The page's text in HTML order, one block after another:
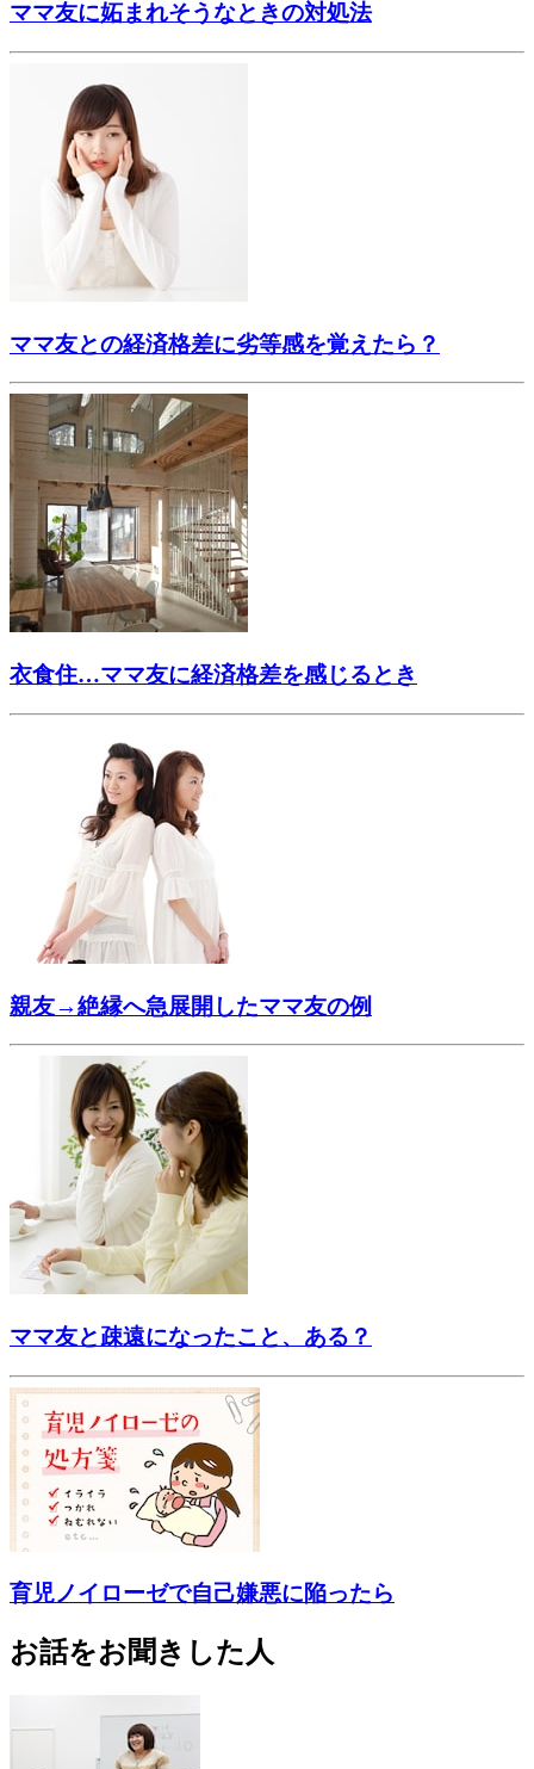
ママ友に妬まれそうなときの対処法
ママ友との経済格差に劣等感を覚えたら？
衣食住…ママ友に経済格差を感じるとき
親友→絶縁へ急展開したママ友の例
ママ友と疎遠になったこと、ある？
育児ノイローゼで自己嫌悪に陥ったら
お話をお聞きした人